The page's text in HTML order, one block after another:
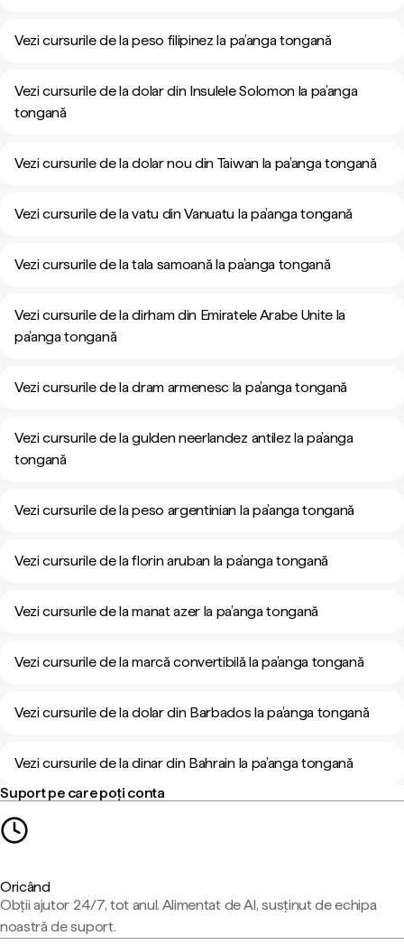
Vezi cursurile de la peso filipinez la pa’anga tongană
Vezi cursurile de la dolar din Insulele Solomon la pa’anga
tongană
Vezi cursurile de la dolar nou din Taiwan la pa’anga tongană
Vezi cursurile de la vatu din Vanuatu la pa’anga tongană
Vezi cursurile de la tala samoană la pa’anga tongană
Vezi cursurile de la dirham din Emiratele Arabe Unite la
pa’anga tongană
Vezi cursurile de la dram armenesc la pa’anga tongană
Vezi cursurile de la gulden neerlandez antilez la pa’anga
tongană
Vezi cursurile de la peso argentinian la pa’anga tongană
Vezi cursurile de la florin aruban la pa’anga tongană
Vezi cursurile de la manat azer la pa’anga tongană
Vezi cursurile de la marcă convertibilă la pa’anga tongană
Vezi cursurile de la dolar din Barbados la pa’anga tongană
Vezi cursurile de la dinar din Bahrain la pa’anga tongană
Suport pe care poți conta
Oricând
Obții ajutor 24/7, tot anul. Alimentat de AI, susținut de echipa
noastră de suport.